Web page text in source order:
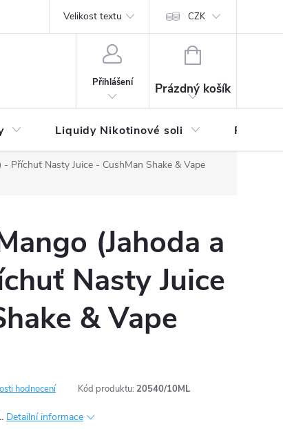
Reklamační řád Vrácení zboží a reklamace
Velikost textu CZK
Přihlášení
NÁKUPNÍ
Prázdný košík
Liquidy Nikotinové soli
Příchuť Nasty Juice - CushMan Shake & Vape
(Jahoda a
Nasty Juice
& Vape
hodnocení Kód produktu: 20540/10ML
Detailní informace